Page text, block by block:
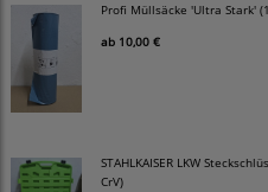
Profi Müllsäcke 'Ultra Stark'
ab 10,00 €
STAHLKAISER LKW
CrV)